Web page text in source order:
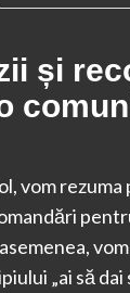
și
vom rezuma
„ai să dai